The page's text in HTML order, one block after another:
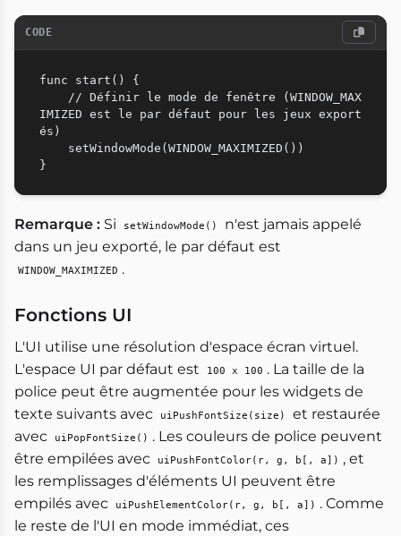
CODE
func start() {
IMIZED est le par défaut pour les jeux export
és)
Remarque : Si setWindowMode()
n'est jamais appelé
dans un jeu exporté, le par défaut est
WINDOW_MAXIMIZED .
Fonctions UI
L'UI utilise une résolution d'espace écran virtuel.
L'espace UI par défaut est
100 x 100 . La taille de la
police peut être augmentée pour les widgets de
texte suivants avec
uiPushFontSize(size)
et restaurée
avec
uiPopFontSize() . Les couleurs de police peuvent
être empilées avec
uiPushFontColor(r, g, b[, a]) , et
les remplissages d'éléments UI peuvent être
empilés avec
uiPushElementColor(r, g, b[, a]) . Comme
le reste de l'UI en mode immédiat, ces